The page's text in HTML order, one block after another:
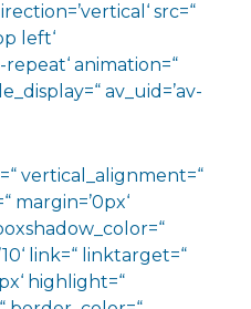
src=“
left‘
animation=“
av_uid=’av-
vertical_alignment=“
margin=’0px‘
link=“ linktarget=“
highlight=“